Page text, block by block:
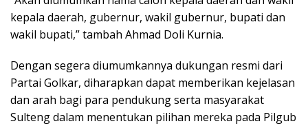
kepala daerah, gubernur, wakil gubernur, bupati dan
wakil bupati,” tambah Ahmad Doli Kurnia.
Dengan segera diumumkannya dukungan resmi dari
Partai Golkar, diharapkan dapat memberikan kejelasan
dan arah bagi para pendukung serta masyarakat
Sulteng dalam menentukan pilihan mereka pada Pilgub